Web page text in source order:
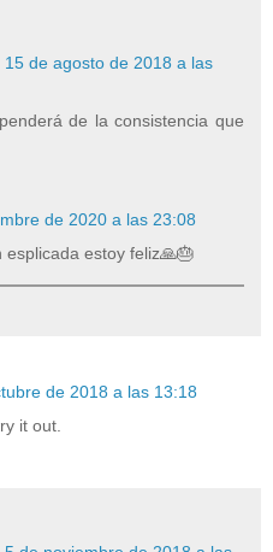
15 de agosto de 2018 a las
de la consistencia que
de 2020 a las 23:08
estoy feliz🙏🎂
de 2018 a las 13:18
it out.